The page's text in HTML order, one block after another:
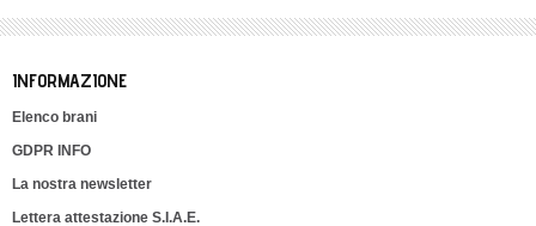
INFORMAZIONE
Elenco brani
GDPR INFO
La nostra newsletter
Lettera attestazione S.I.A.E.